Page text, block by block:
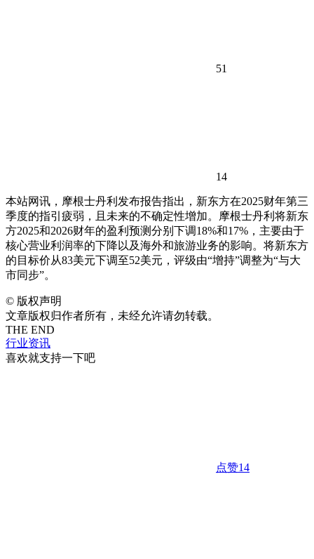
51
14
本站网讯， 摩根士丹利发布报告指出，新东方在2025财年第三
季度的指引疲弱，且未来的不确定性增加。摩根士丹利将新东
方2025和2026财年的盈利预测分别下调18%和17%，主要由于
核心营业利润率的下降以及海外和旅游业务的影响。将新东方
的目标价从83美元下调至52美元，评级由“增持”调整为“与大
市同步”。
© 版权声明
文章版权归作者所有，未经允许请勿转载。
THE END
行业资讯
喜欢就支持一下吧
点赞14